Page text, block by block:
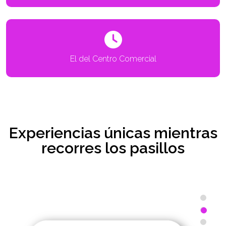
El del Centro Comercial
Experiencias únicas mientras
recorres los pasillos